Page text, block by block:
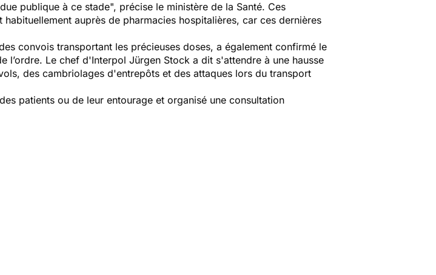
publique à ce stade", précise le ministère de la Santé. Ces
auprès de pharmacies hospitalières, car ces dernières
convois transportant les précieuses doses, a également confirmé le
l’ordre. Le chef d'Interpol Jürgen Stock a dit s'attendre à une hausse
des cambriolages d'entrepôts et des attaques lors du transport
patients ou de leur entourage et organisé une consultation